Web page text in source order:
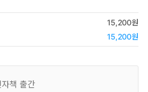
15,200원
15,200원
자책 출간